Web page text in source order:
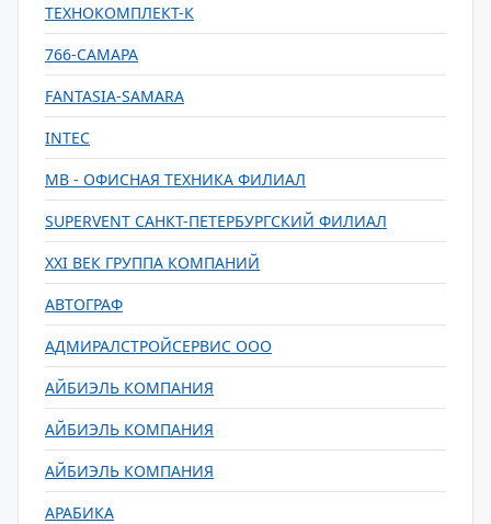
ТЕХНОКОМПЛЕКТ-К
766-САМАРА
FANTASIA-SAMARA
INTEC
MB - ОФИСНАЯ ТЕХНИКА ФИЛИАЛ
SUPERVENT САНКТ-ПЕТЕРБУРГСКИЙ ФИЛИАЛ
XXI ВЕК ГРУППА КОМПАНИЙ
АВТОГРАФ
АДМИРАЛСТРОЙСЕРВИС ООО
АЙБИЭЛЬ КОМПАНИЯ
АЙБИЭЛЬ КОМПАНИЯ
АЙБИЭЛЬ КОМПАНИЯ
АРАБИКА